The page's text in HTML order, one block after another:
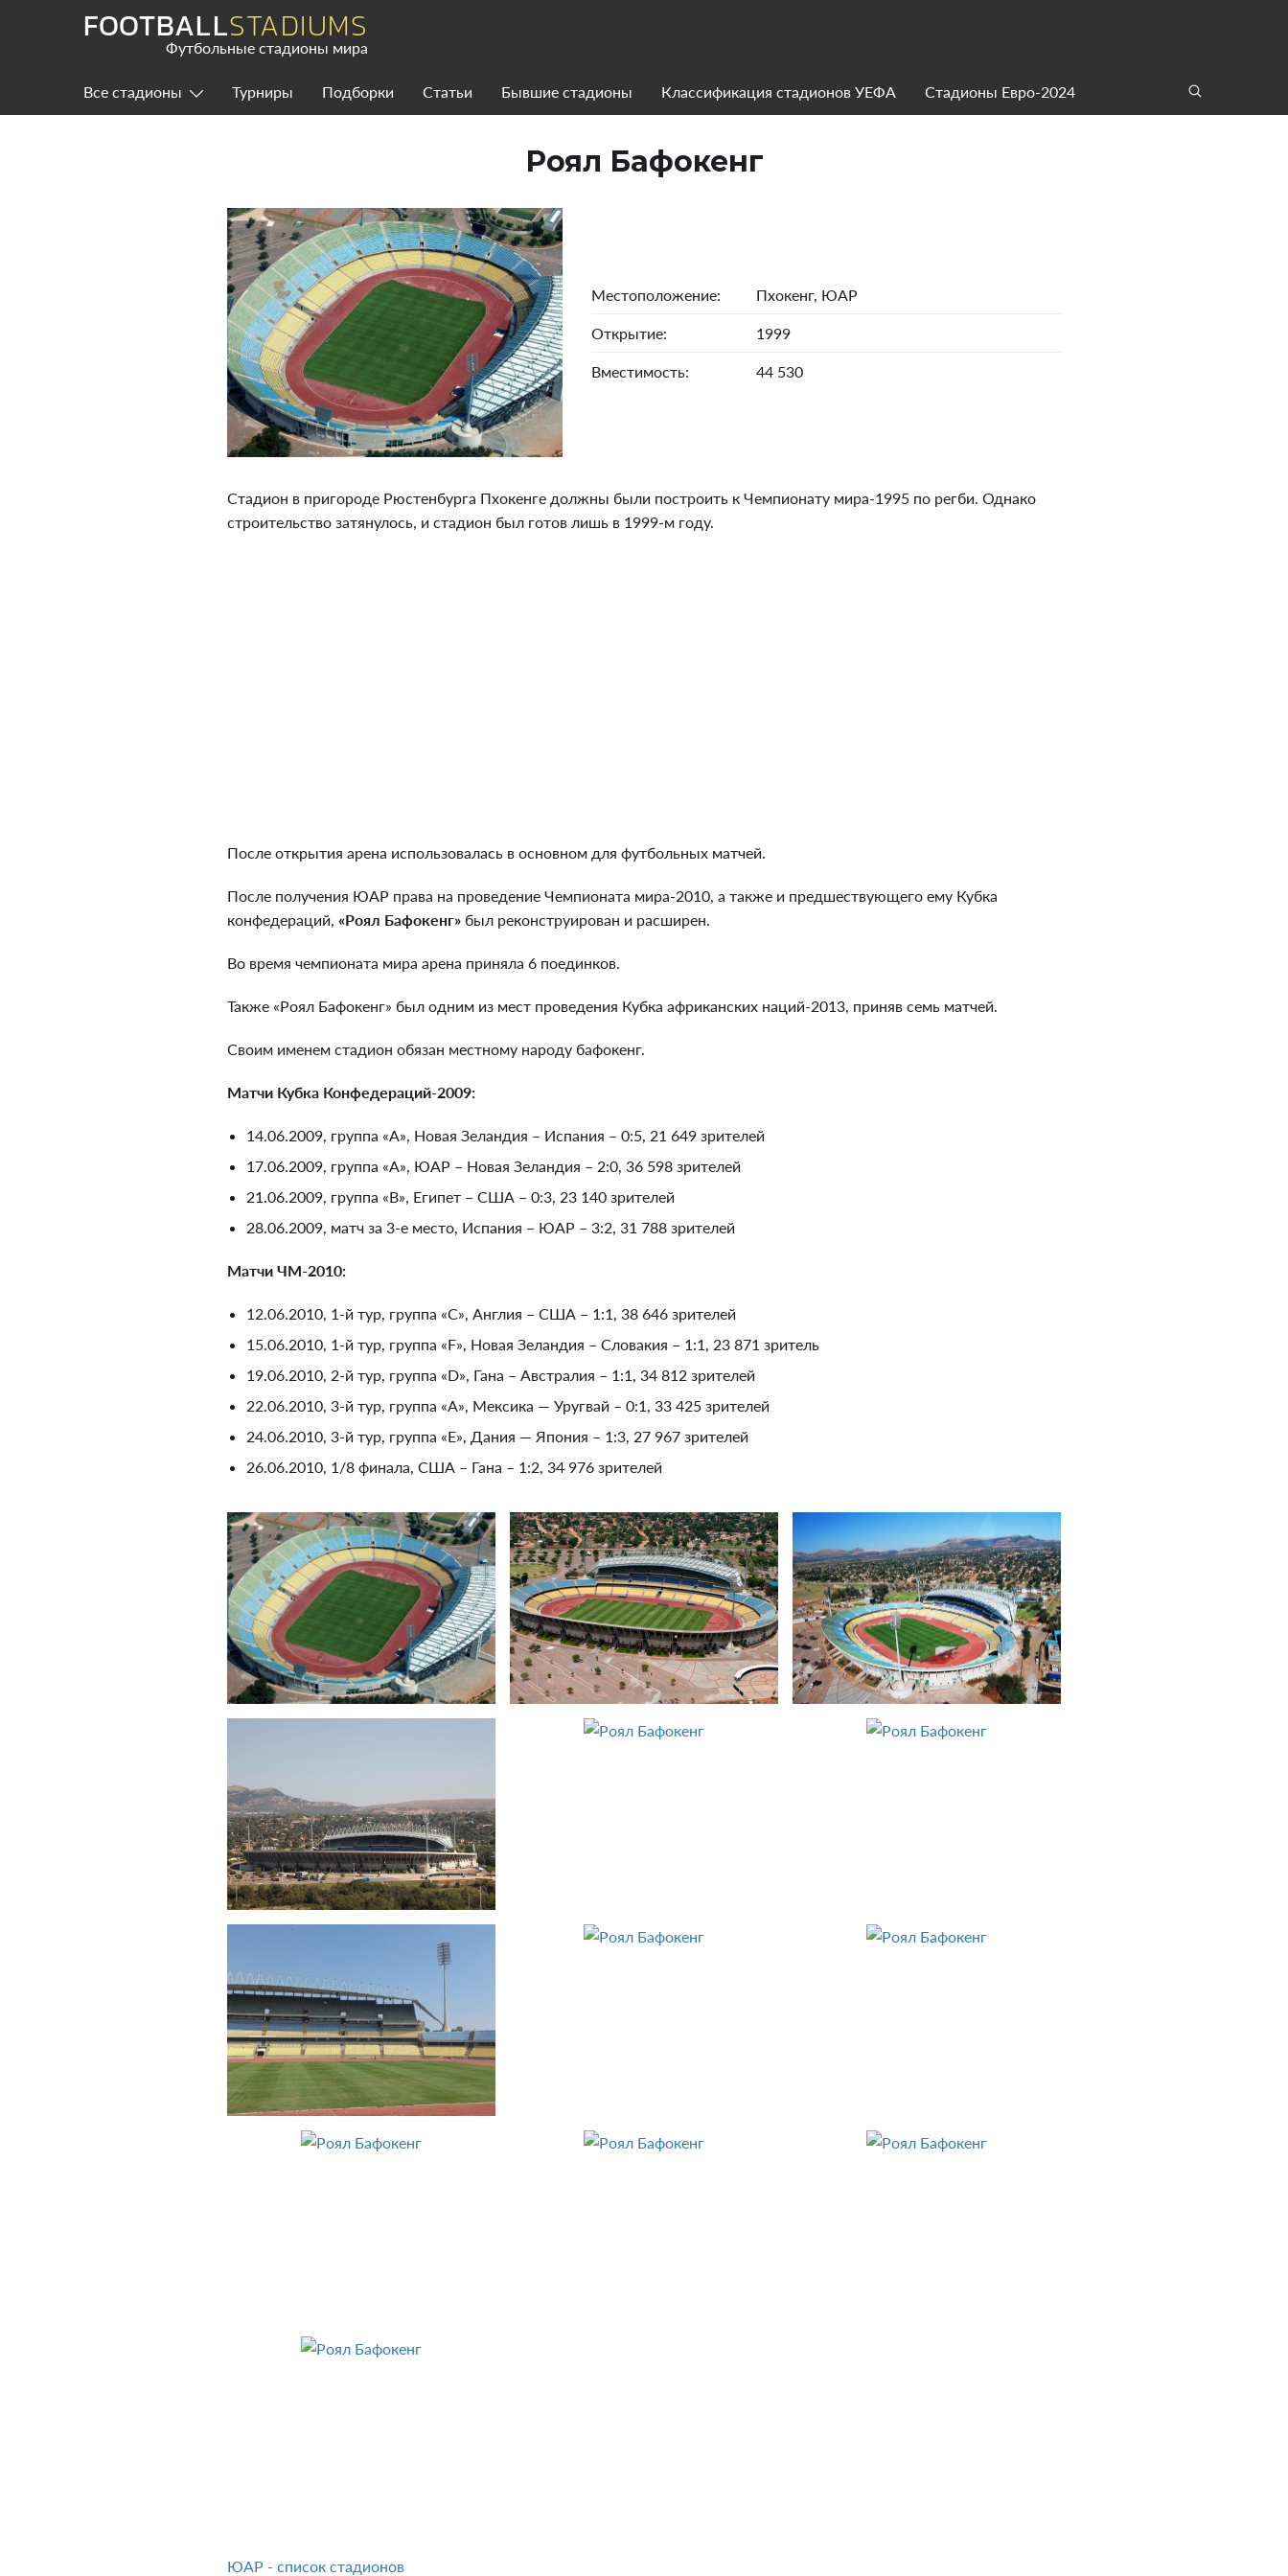
FOOTBALLSTADIUMS
Футбольные стадионы мира
Все стадионы Турниры Подборки Статьи Бывшие стадионы Классификация стадионов УЕФА Стадионы Евро-2024
Роял Бафокенг
Местоположение: Пхокенг, ЮАР
Открытие: 1999
Вместимость: 44 530
Стадион в пригороде Рюстенбурга Пхокенге должны были построить к Чемпионату мира-1995 по регби. Однако
строительство затянулось, и стадион был готов лишь в 1999-м году.
После открытия арена использовалась в основном для футбольных матчей.
После получения ЮАР права на проведение Чемпионата мира-2010, а также и предшествующего ему Кубка
конфедераций, «Роял Бафокенг» был реконструирован и расширен.
Во время чемпионата мира арена приняла 6 поединков.
Также «Роял Бафокенг» был одним из мест проведения Кубка африканских наций-2013, приняв семь матчей.
Своим именем стадион обязан местному народу бафокенг.
Матчи Кубка Конфедераций-2009:
14.06.2009, группа «A», Новая Зеландия – Испания – 0:5, 21 649 зрителей
17.06.2009, группа «A», ЮАР – Новая Зеландия – 2:0, 36 598 зрителей
21.06.2009, группа «B», Египет – США – 0:3, 23 140 зрителей
28.06.2009, матч за 3-е место, Испания – ЮАР – 3:2, 31 788 зрителей
Матчи ЧМ-2010:
12.06.2010, 1-й тур, группа «C», Англия – США – 1:1, 38 646 зрителей
15.06.2010, 1-й тур, группа «F», Новая Зеландия – Словакия – 1:1, 23 871 зритель
19.06.2010, 2-й тур, группа «D», Гана – Австралия – 1:1, 34 812 зрителей
22.06.2010, 3-й тур, группа «A», Мексика — Уругвай – 0:1, 33 425 зрителей
24.06.2010, 3-й тур, группа «E», Дания — Япония – 1:3, 27 967 зрителей
26.06.2010, 1/8 финала, США – Гана – 1:2, 34 976 зрителей
ЮАР - список стадионов